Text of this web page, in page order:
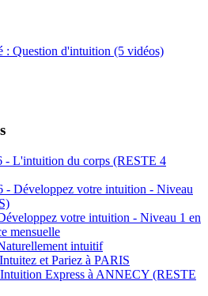
: Question d'intuition (5 vidéos)
- L'intuition du corps (RESTE 4
- Développez votre intuition - Niveau
votre intuition - Niveau 1 en
mensuelle
intuitif
et Pariez à PARIS
Express à ANNECY (RESTE